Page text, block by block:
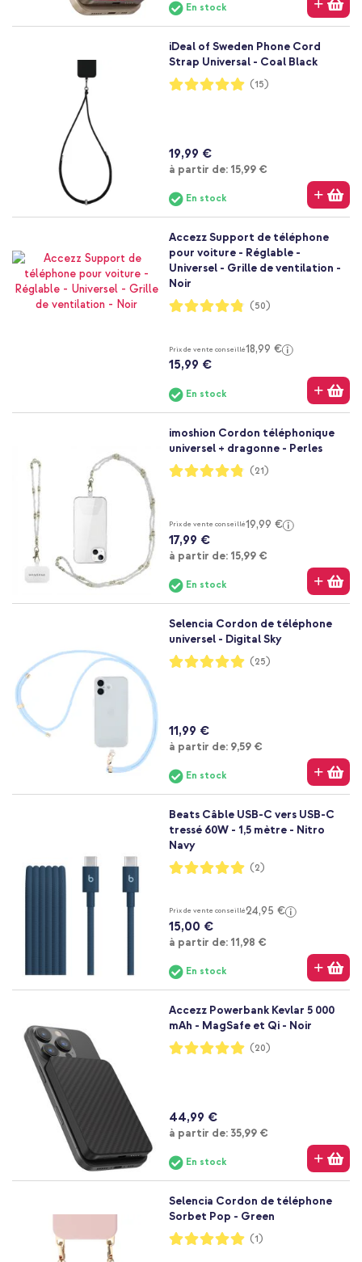
En stock
iDeal of Sweden Phone Cord
Strap Universal - Coal Black
Notation:
100%
(15)
19,99 €
à partir de: À partir de
15,99 €
En stock
Accezz Support de téléphone
pour voiture - Réglable -
Universel - Grille de ventilation -
Noir
Notation:
96%
(50)
Prix de vente conseillé18,99 €
15,99 €
En stock
imoshion Cordon téléphonique
universel + dragonne - Perles
Notation:
96%
(21)
Prix de vente conseillé19,99 €
17,99 €
à partir de: À partir de
15,99 €
En stock
Selencia Cordon de téléphone
universel - Digital Sky
Notation:
99%
(25)
11,99 €
à partir de: À partir de
9,59 €
En stock
Beats Câble USB-C vers USB-C
tressé 60W - 1,5 mètre - Nitro
Navy
Notation:
100%
(2)
Prix de vente conseillé24,95 €
15,00 €
à partir de: À partir de
11,98 €
En stock
Accezz Powerbank Kevlar 5 000
mAh - MagSafe et Qi - Noir
Notation:
99%
(20)
44,99 €
à partir de: À partir de
35,99 €
En stock
Selencia Cordon de téléphone
Sorbet Pop - Green
Notation:
100%
(1)